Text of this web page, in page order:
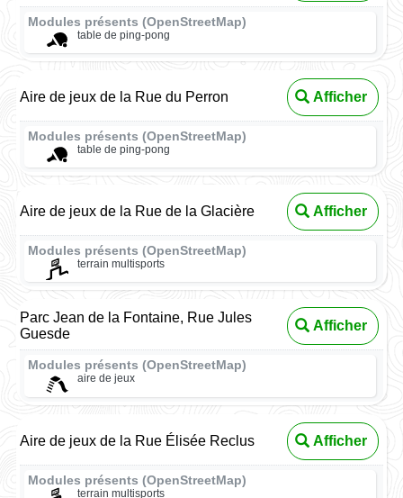
Modules présents (OpenStreetMap)
table de ping-pong
Aire de jeux de la Rue du Perron Afficher
Modules présents (OpenStreetMap)
table de ping-pong
Aire de jeux de la Rue de la Glacière Afficher
Modules présents (OpenStreetMap)
terrain multisports
Parc Jean de la Fontaine, Rue Jules
Guesde
Afficher
Modules présents (OpenStreetMap)
aire de jeux
Aire de jeux de la Rue Élisée Reclus Afficher
Modules présents (OpenStreetMap)
terrain multisports